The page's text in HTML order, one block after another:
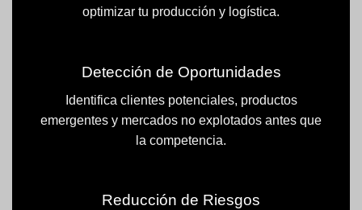
optimizar tu producción y logística.
Detección de Oportunidades
Identifica clientes potenciales, productos
emergentes y mercados no explotados antes que
la competencia.
Reducción de Riesgos